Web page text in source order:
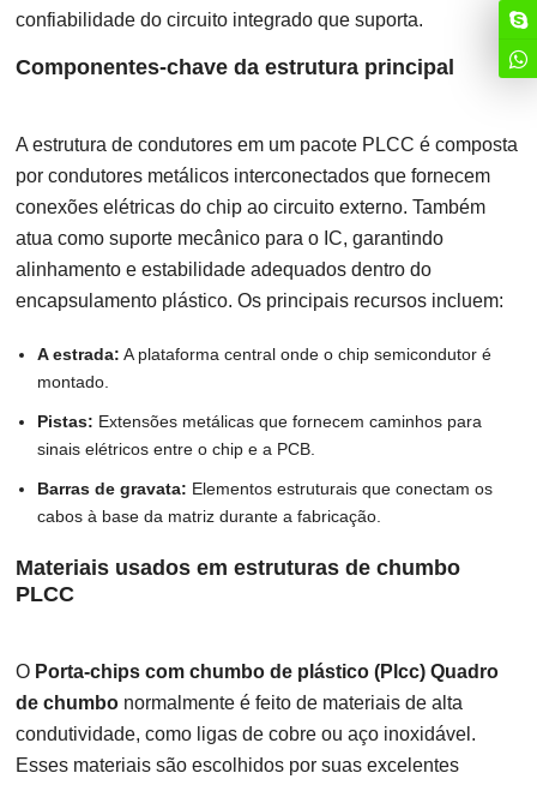
confiabilidade do circuito integrado que suporta.
Componentes-chave da estrutura principal
A estrutura de condutores em um pacote PLCC é composta
por condutores metálicos interconectados que fornecem
conexões elétricas do chip ao circuito externo. Também
atua como suporte mecânico para o IC, garantindo
alinhamento e estabilidade adequados dentro do
encapsulamento plástico. Os principais recursos incluem:
A estrada: A plataforma central onde o chip semicondutor é
montado.
Pistas: Extensões metálicas que fornecem caminhos para
sinais elétricos entre o chip e a PCB.
Barras de gravata: Elementos estruturais que conectam os
cabos à base da matriz durante a fabricação.
Materiais usados ​​em estruturas de chumbo
PLCC
O Porta-chips com chumbo de plástico (Plcc) Quadro
de chumbo normalmente é feito de materiais de alta
condutividade, como ligas de cobre ou aço inoxidável.
Esses materiais são escolhidos por suas excelentes